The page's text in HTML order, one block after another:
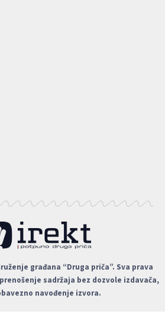
građana “Druga priča”. Sva prava
sadržaja bez dozvole izdavača,
navođenje izvora.